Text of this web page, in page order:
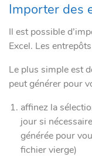
Importer des
Il est possible
Excel. Les
Le plus simple est
peut générer pour
affinez la
jour si
générée pour
fichier vierge)